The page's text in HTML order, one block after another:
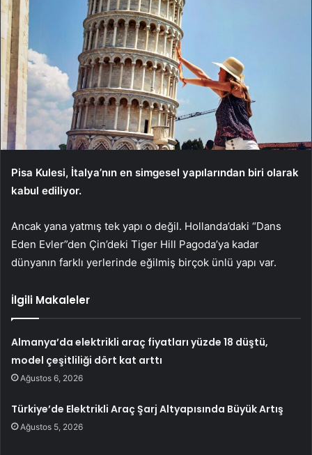
Pisa Kulesi, İtalya’nın en simgesel yapılarından biri olarak
kabul ediliyor.
Ancak yana yatmış tek yapı o değil. Hollanda’daki “Dans
Eden Evler”den Çin’deki Tiger Hill Pagoda’ya kadar
dünyanın farklı yerlerinde eğilmiş birçok ünlü yapı var.
İlgili Makaleler
Almanya’da elektrikli araç fiyatları yüzde 18 düştü,
model çeşitliliği dört kat arttı
Ağustos 6, 2026
Türkiye’de Elektrikli Araç Şarj Altyapısında Büyük Artış
Ağustos 5, 2026